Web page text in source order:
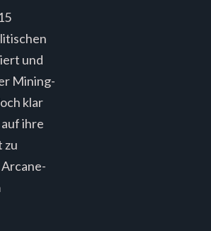
und
Mining-
klar
ihre
zu